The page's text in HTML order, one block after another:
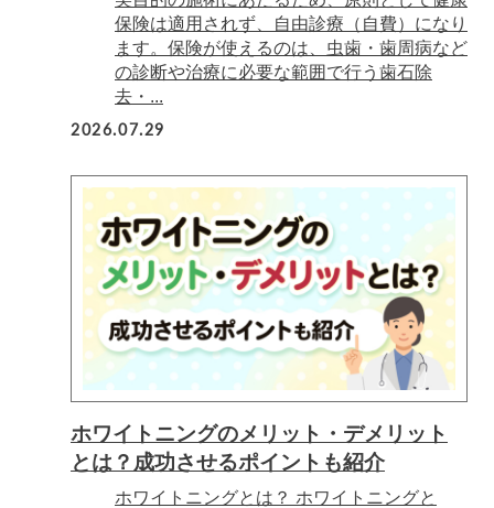
保険は適用されず、自由診療（自費）になり
ます。保険が使えるのは、虫歯・歯周病など
の診断や治療に必要な範囲で行う歯石除
去・...
2026.07.29
ホワイトニングのメリット・デメリット
とは？成功させるポイントも紹介
ホワイトニングとは？ ホワイトニングと